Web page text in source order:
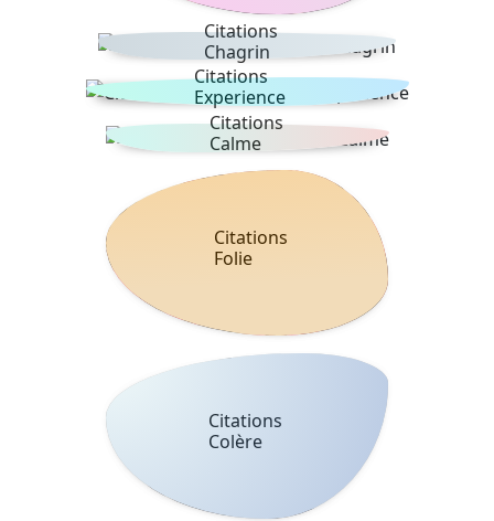
Citations
Chagrin
Citations
Experience
Citations
Calme
Citations
Folie
Citations
Colère